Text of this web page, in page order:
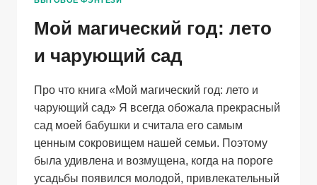
Мой магический год: лето
и чарующий сад
Про что книга «Мой магический год: лето и
чарующий сад» Я всегда обожала прекрасный
сад моей бабушки и считала его самым
ценным сокровищем нашей семьи. Поэтому
была удивлена и возмущена, когда на пороге
усадьбы появился молодой, привлекательный